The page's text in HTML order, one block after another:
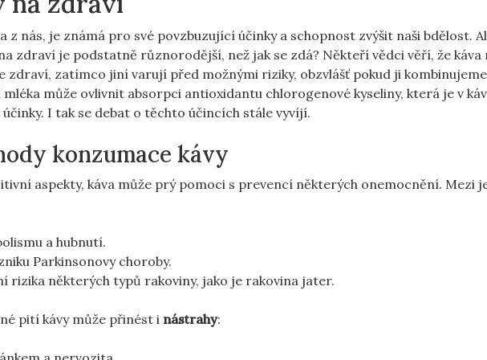
z nás, je známá pro své povzbuzující účinky a schopnost zvýšit naši bdělost.
zdraví je podstatně různorodější, než jak se zdá? Někteří vědci věří, že káva
zdraví, zatímco jiní varují před možnými riziky, obzvlášť pokud ji
může ovlivnit absorpci antioxidantu chlorogenové kyseliny, která je v
I tak se debat o těchto účincích stále vyvíjí.
konzumace kávy
aspekty, káva může prý pomoci s prevencí některých onemocnění. Mezi
a hubnutí.
Parkinsonovy choroby.
rizika některých typů rakoviny, jako je rakovina jater.
pití kávy může přinést i nástrahy: